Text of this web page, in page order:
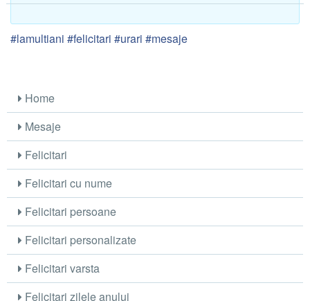
#lamultiani #felicitari #urari #mesaje
Home
Mesaje
Felicitari
Felicitari cu nume
Felicitari persoane
Felicitari personalizate
Felicitari varsta
Felicitari zilele anului